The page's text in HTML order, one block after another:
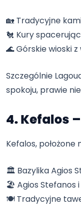
🏡 Tradycyjne
🐔 Kury
🌊 Górskie wioski
Szczególnie
spokoju, prawie
4. Kefalos
Kefalos,
🏛️ Bazylika Agios
🏖️ Agios Stefanos
🍽️ Tradycyjne